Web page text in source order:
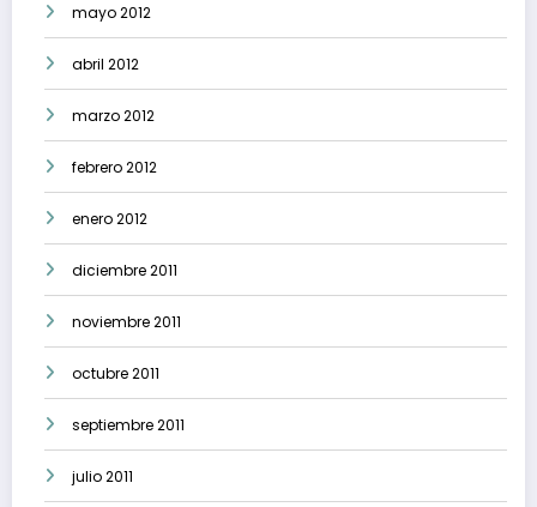
mayo 2012
abril 2012
marzo 2012
febrero 2012
enero 2012
diciembre 2011
noviembre 2011
octubre 2011
septiembre 2011
julio 2011